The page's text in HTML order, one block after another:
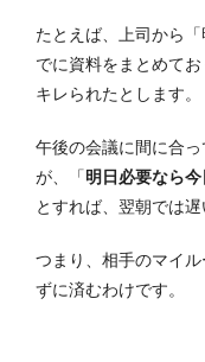
たとえば、上司から
でに資料をまとめて
キレられたとします。
午後の会議に間に合
が、「明日必要なら
とすれば、翌朝では遅
つまり、相手のマイ
ずに済むわけです。